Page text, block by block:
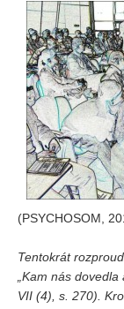
(PSYCHOSOM,
Tentokrát
„Kam nás
VII (4), s. 270).